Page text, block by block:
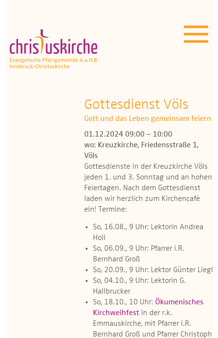
Unser Angebot
OEZ
Wissenswertes
Medien
Kontakt
Gottesdienst Völs
Gott und das Leben gemeinsam feiern
01.12.2024 09:00 – 10:00
wo: Kreuzkirche, Friedensstraße 1,
Völs
Gottesdienste in der Kreuzkirche Völs
jeden 1. und 3. Sonntag und an hohen
Feiertagen. Nach dem Gottesdienst
laden wir herzlich zum Kirchencafé
ein! Termine:
So, 16.08., 9 Uhr: Lektorin Andrea
Holl
So, 06.09., 9 Uhr: Pfarrer i.R.
Bernhard Groß
So, 20.09., 9 Uhr: Lektor Günter Liegl
So, 04.10., 9 Uhr: Lektorin G.
Hallbrucker
So, 18.10., 10 Uhr: Ökumenisches
Kirchweihfest in der r.k.
Emmauskirche, mit Pfarrer i.R.
Bernhard Groß und Pfarrer Christoph